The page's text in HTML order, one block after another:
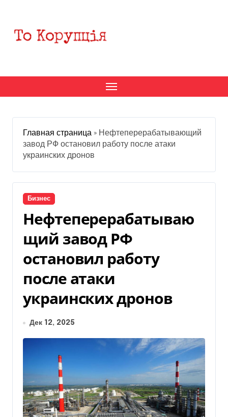
содержанию
Главная страница » Нефтеперерабатывающий
завод РФ остановил работу после атаки
украинских дронов
Бизнес
Нефтеперерабатываю
щий завод РФ
остановил работу
после атаки
украинских дронов
Дек 12, 2025